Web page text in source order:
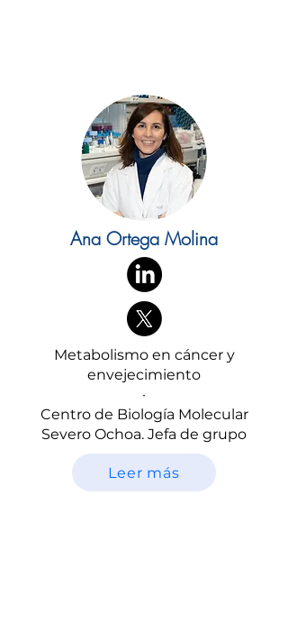
Ana Ortega Molina
Metabolismo en cáncer y
envejecimiento
·
Centro de Biología Molecular
Severo Ochoa. Jefa de grupo
Leer más